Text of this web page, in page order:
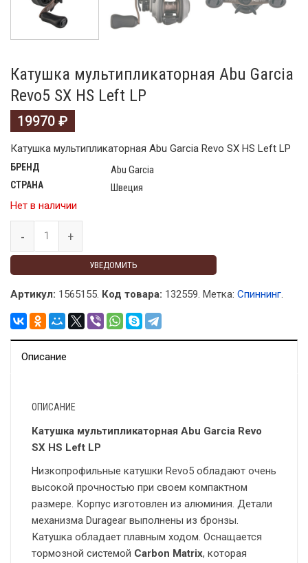
Катушка мультипликаторная Abu Garcia
Revo5 SX HS Left LP
19970 ₽
Катушка мультипликаторная Abu Garcia Revo SX HS Left LP
БРЕНД Abu Garcia
СТРАНА
Швеция
Нет в наличии
УВЕДОМИТЬ
Артикул: 1565155. Код товара: 132559. Метка: Спиннинг.
Описание
ОПИСАНИЕ
Катушка мультипликаторная Abu Garcia Revo
SX HS Left LP
Низкопрофильные катушки Revo5 обладают очень
высокой прочностью при своем компактном
размере. Корпус изготовлен из алюминия. Детали
механизма Duragear выполнены из бронзы.
Катушка обладает плавным ходом. Оснащается
тормозной системой Carbon Matrix, которая